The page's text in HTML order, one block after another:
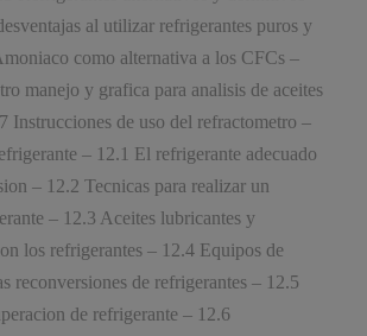
al utilizar refrigerantes puros y
como alternativa a los CFCs –
manejo y grafica para analisis de aceites
Instrucciones de uso del refractometro –
– 12.1 El refrigerante adecuado
– 12.2 Tecnicas para realizar un
– 12.3 Aceites lubricantes y
los refrigerantes – 12.4 Equipos de
reconversiones de refrigerantes – 12.5
de refrigerante – 12.6